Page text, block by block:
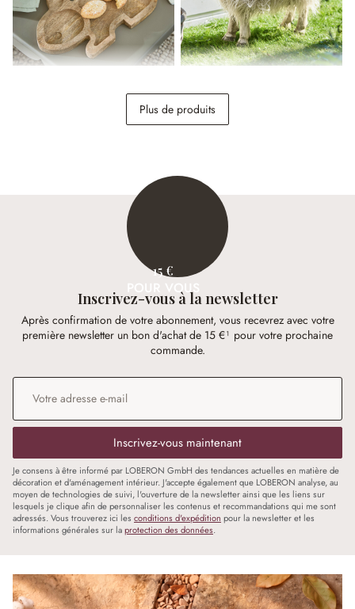
148,00 €
Plus de produits
15 €
POUR VOUS
Inscrivez-vous à la newsletter
Après confirmation de votre abonnement, vous recevrez avec votre
première newsletter un bon d'achat de 15 €¹ pour votre prochaine
commande.
Adresse e-mail
Inscrivez-vous maintenant
Je consens à être informé par LOBERON GmbH des tendances actuelles en matière de
décoration et d'aménagement intérieur. J'accepte également que LOBERON analyse, au
moyen de technologies de suivi, l'ouverture de la newsletter ainsi que les liens sur
lesquels je clique afin de personnaliser les contenus et recommandations qui me sont
adressés. Vous trouverez ici les conditions d'expédition pour la newsletter et les
informations générales sur laprotection des données.